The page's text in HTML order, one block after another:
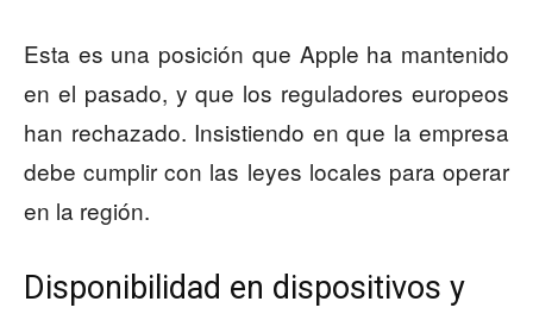
Esta es una posición que Apple ha mantenido
en el pasado, y que los reguladores europeos
han rechazado. Insistiendo en que la empresa
debe cumplir con las leyes locales para operar
en la región.
Disponibilidad en dispositivos y